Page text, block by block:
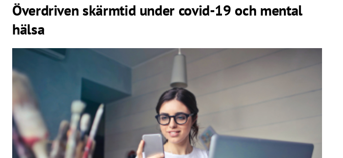
Överdriven skärmtid under covid-19 och mental
hälsa